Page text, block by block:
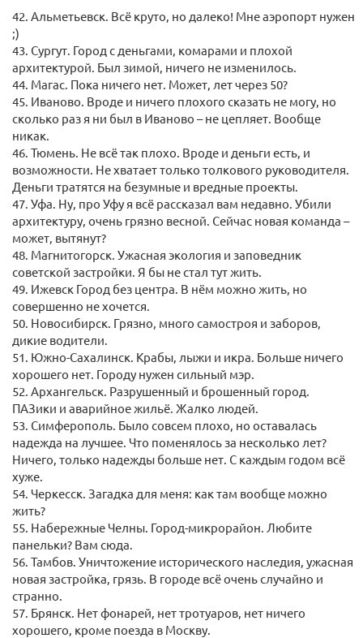
42. Альметьевск. Всё круто, но далеко! Мне аэропорт нужен
;)
43. Сургут. Город с деньгами, комарами и плохой
архитектурой. Был зимой, ничего не изменилось.
44. Магас. Пока ничего нет. Может, лет через 50?
45. Иваново. Вроде и ничего плохого сказать не могу, но
сколько раз я ни был в Иваново – не цепляет. Вообще
никак.
46. Тюмень. Не всё так плохо. Вроде и деньги есть, и
возможности. Не хватает только толкового руководителя.
Деньги тратятся на безумные и вредные проекты.
47. Уфа. Ну, про Уфу я всё рассказал вам недавно. Убили
архитектуру, очень грязно весной. Сейчас новая команда –
может, вытянут?
48. Магнитогорск. Ужасная экология и заповедник
советской застройки. Я бы не стал тут жить.
49. Ижевск Город без центра. В нём можно жить, но
совершенно не хочется.
50. Новосибирск. Грязно, много самостроя и заборов,
дикие водители.
51. Южно-Сахалинск. Крабы, лыжи и икра. Больше ничего
хорошего нет. Городу нужен сильный мэр.
52. Архангельск. Разрушенный и брошенный город.
ПАЗики и аварийное жильё. Жалко людей.
53. Симферополь. Было совсем плохо, но оставалась
надежда на лучшее. Что поменялось за несколько лет?
Ничего, только надежды больше нет. С каждым годом всё
хуже.
54. Черкесск. Загадка для меня: как там вообще можно
жить?
55. Набережные Челны. Город-микрорайон. Любите
панельки? Вам сюда.
56. Тамбов. Уничтожение исторического наследия, ужасная
новая застройка, грязь. В городе всё очень случайно и
странно.
57. Брянск. Нет фонарей, нет тротуаров, нет ничего
хорошего, кроме поезда в Москву.